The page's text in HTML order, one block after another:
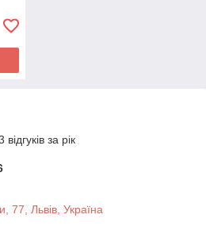
за рік
77, Львів, Україна